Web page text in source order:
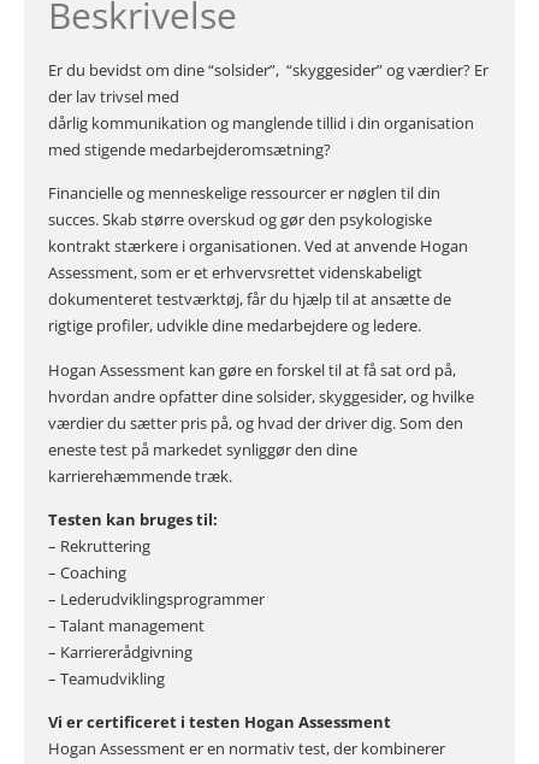
Beskrivelse
Er du bevidst om dine “solsider”, “skyggesider” og værdier? Er
der lav trivsel med
dårlig kommunikation og manglende tillid i din organisation
med stigende medarbejderomsætning?
Financielle og menneskelige ressourcer er nøglen til din
succes. Skab større overskud og gør den psykologiske
kontrakt stærkere i organisationen. Ved at anvende Hogan
Assessment, som er et erhvervsrettet videnskabeligt
dokumenteret testværktøj, får du hjælp til at ansætte de
rigtige profiler, udvikle dine medarbejdere og ledere.
Hogan Assessment kan gøre en forskel til at få sat ord på,
hvordan andre opfatter dine solsider, skyggesider, og hvilke
værdier du sætter pris på, og hvad der driver dig. Som den
eneste test på markedet synliggør den dine
karrierehæmmende træk.
Testen kan bruges til:
– Rekruttering
– Coaching
– Lederudviklingsprogrammer
– Talant management
– Karriererådgivning
– Teamudvikling
Vi er certificeret i testen Hogan Assessment
Hogan Assessment er en normativ test, der kombinerer